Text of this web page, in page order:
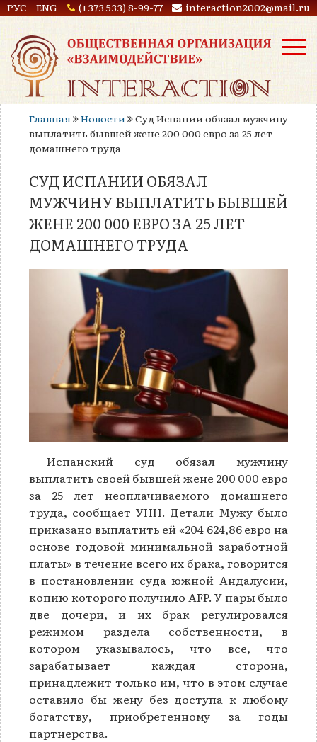
РУС ENG (+373 533) 8-99-77 interaction2002@mail.ru
Главная Новости
Суд Испании обязал мужчину
выплатить бывшей жене 200 000 евро за 25 лет
домашнего труда
СУД ИСПАНИИ ОБЯЗАЛ
МУЖЧИНУ ВЫПЛАТИТЬ БЫВШЕЙ
ЖЕНЕ 200 000 ЕВРО ЗА 25 ЛЕТ
ДОМАШНЕГО ТРУДА
Испанский суд обязал мужчину
выплатить своей бывшей жене 200 000 евро
за 25 лет неоплачиваемого домашнего
труда, сообщает УНН. Детали Мужу было
приказано выплатить ей «204 624,86 евро на
основе годовой минимальной заработной
платы» в течение всего их брака, говорится
в постановлении суда южной Андалусии,
копию которого получило AFP. У пары было
две дочери, и их брак регулировался
режимом раздела собственности, в
котором указывалось, что все, что
зарабатывает каждая сторона,
принадлежит только им, что в этом случае
оставило бы жену без доступа к любому
богатству, приобретенному за годы
партнерства.